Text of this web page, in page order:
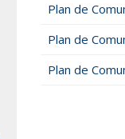
Plan de
Plan de
Plan de